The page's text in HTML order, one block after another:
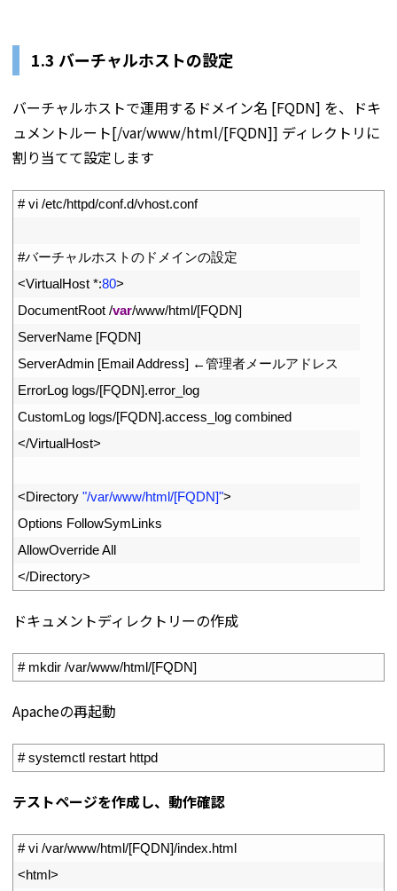
1.3 バーチャルホストの設定
バーチャルホストで運用するドメイン名 [FQDN] を、ドキ
ュメントルート[/var/www/html/[FQDN]] ディレクトリに
割り当てて設定します
# vi /etc/httpd/conf.d/vhost.conf
#バーチャルホストのドメインの設定
<VirtualHost *:80>
DocumentRoot /var/www/html/[FQDN]
ServerName [FQDN]
ServerAdmin [Email Address] ←管理者メールアドレス
ErrorLog logs/[FQDN].error_log
CustomLog logs/[FQDN].access_log combined
</VirtualHost>
<Directory "/var/www/html/[FQDN]">
Options FollowSymLinks
AllowOverride All
</Directory>
ドキュメントディレクトリーの作成
# mkdir /var/www/html/[FQDN]
Apacheの再起動
# systemctl restart httpd
テストページを作成し、動作確認
# vi /var/www/html/[FQDN]/index.html
<html>